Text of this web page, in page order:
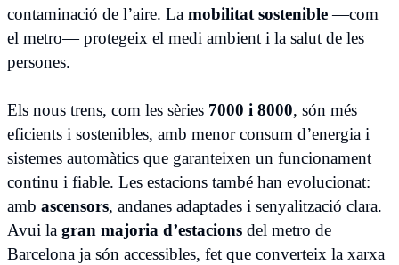
contaminació de l’aire. La mobilitat sostenible —com
el metro— protegeix el medi ambient i la salut de les
persones.
Els nous trens, com les sèries 7000 i 8000, són més
eficients i sostenibles, amb menor consum d’energia i
sistemes automàtics que garanteixen un funcionament
continu i fiable. Les estacions també han evolucionat:
amb ascensors, andanes adaptades i senyalització clara.
Avui la gran majoria d’estacions del metro de
Barcelona ja són accessibles, fet que converteix la xarxa